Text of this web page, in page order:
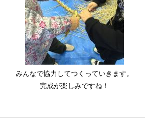
みんなで協力してつくっていきます。
完成が楽しみですね！